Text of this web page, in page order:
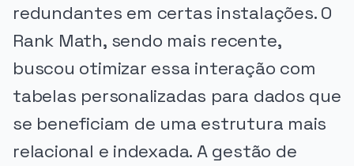
redundantes em certas instalações. O
Rank Math, sendo mais recente,
buscou otimizar essa interação com
tabelas personalizadas para dados que
se beneficiam de uma estrutura mais
relacional e indexada. A gestão de